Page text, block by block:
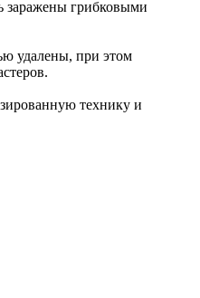
заражены грибковыми
удалены, при этом
технику и